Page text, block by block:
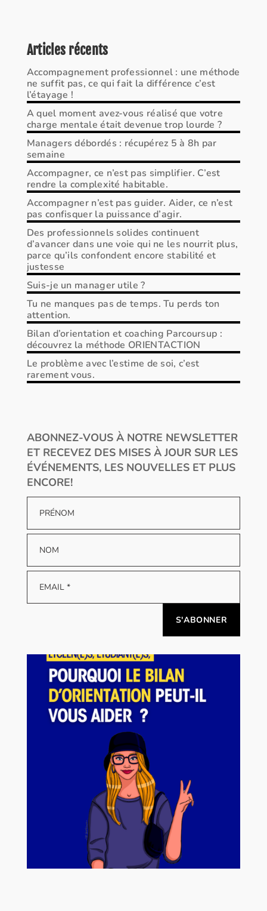
Articles récents
Accompagnement professionnel : une méthode
ne suffit pas, ce qui fait la différence c’est
l’étayage !
A quel moment avez-vous réalisé que votre
charge mentale était devenue trop lourde ?
Managers débordés : récupérez 5 à 8h par
semaine
Accompagner, ce n’est pas simplifier. C’est
rendre la complexité habitable.
Accompagner n’est pas guider. Aider, ce n’est
pas confisquer la puissance d’agir.
Des professionnels solides continuent
d’avancer dans une voie qui ne les nourrit plus,
parce qu’ils confondent encore stabilité et
justesse
Suis-je un manager utile ?
Tu ne manques pas de temps. Tu perds ton
attention.
Bilan d’orientation et coaching Parcoursup :
découvrez la méthode ORIENTACTION
Le problème avec l’estime de soi, c’est
rarement vous.
ABONNEZ-VOUS À NOTRE NEWSLETTER
ET RECEVEZ DES MISES À JOUR SUR LES
ÉVÉNEMENTS, LES NOUVELLES ET PLUS
ENCORE!
Alternative: